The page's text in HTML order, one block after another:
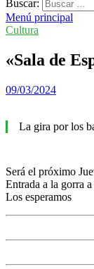
Buscar:
Menú principal
Cultura
«Sala de
09/03/2024
La gira por los
Será el próximo
Entrada a la gorra
Los esperamos